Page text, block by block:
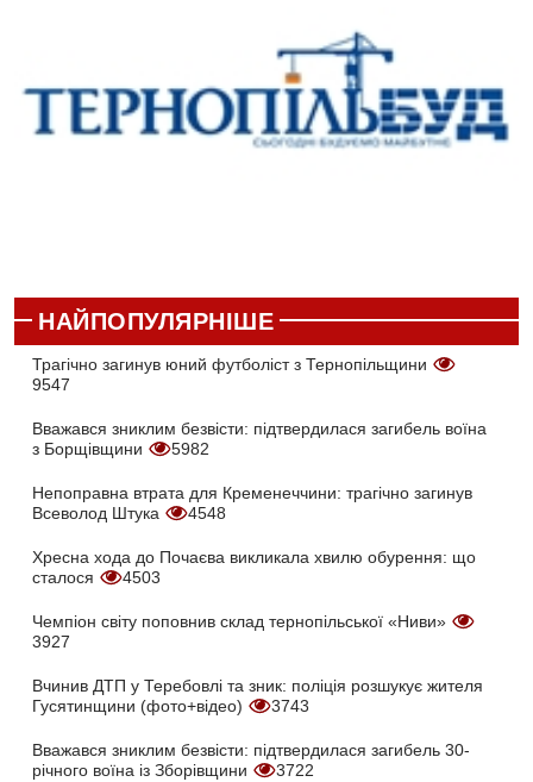
НАЙПОПУЛЯРНІШЕ
Трагічно загинув юний футболіст з Тернопільщини
9547
Вважався зниклим безвісти: підтвердилася загибель воїна
з Борщівщини
5982
Непоправна втрата для Кременеччини: трагічно загинув
Всеволод Штука
4548
Хресна хода до Почаєва викликала хвилю обурення: що
сталося
4503
Чемпіон світу поповнив склад тернопільської «Ниви»
3927
Вчинив ДТП у Теребовлі та зник: поліція розшукує жителя
Гусятинщини (фото+відео)
3743
Вважався зниклим безвісти: підтвердилася загибель 30-
річного воїна із Зборівщини
3722